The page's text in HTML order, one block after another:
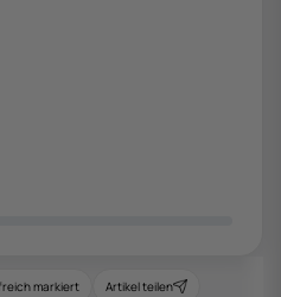
markiert Artikel teilen